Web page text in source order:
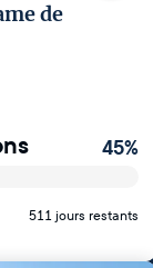
de
45%
511 jours restants